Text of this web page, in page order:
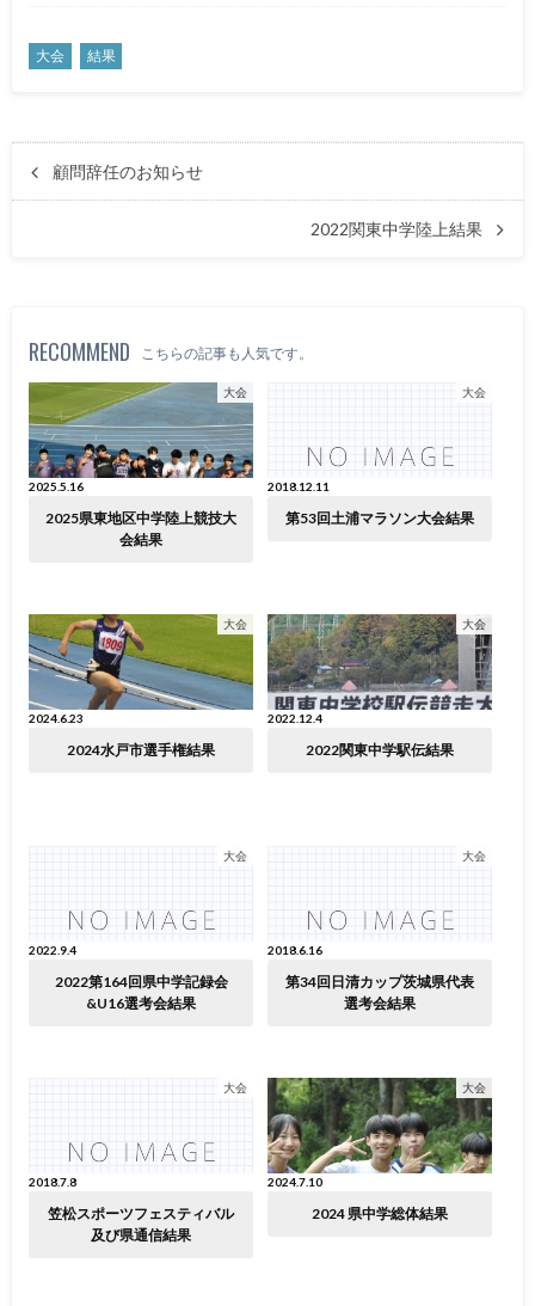
大会 結果
顧問辞任のお知らせ
2022関東中学陸上結果
RECOMMEND こちらの記事も人気です。
大会
2025.5.16
2025県東地区中学陸上競技大
会結果
大会
2018.12.11
第53回土浦マラソン大会結果
大会
2024.6.23
2024水戸市選手権結果
大会
2022.12.4
2022関東中学駅伝結果
大会
2022.9.4
2022第164回県中学記録会
&U16選考会結果
大会
2018.6.16
第34回日清カップ茨城県代表
選考会結果
大会
2018.7.8
笠松スポーツフェスティバル
及び県通信結果
大会
2024.7.10
2024 県中学総体結果